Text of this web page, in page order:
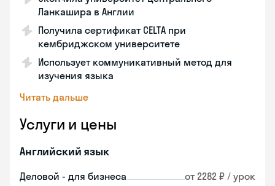
Ланкашира в Англии
Получила сертификат СELTA при
кембриджском университете
Использует коммуникативный метод для
изучения языка
Читать дальше
Услуги и цены
Английский язык
Деловой - для бизнеса от 2282 ₽ / урок